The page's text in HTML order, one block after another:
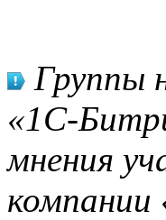
Группы
«1С-
мнения
компании